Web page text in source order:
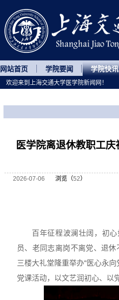
网站首页 学院要闻 学院快讯
医学院离退休教职工
2026-07-06 浏览（52）
百年征程波澜壮阔，初
员、老同志离岗不离党、退
三楼大礼堂隆重举办“医心永
党课活动，以文艺润初心、以
欢迎来到上海交通大学医学院新闻网！